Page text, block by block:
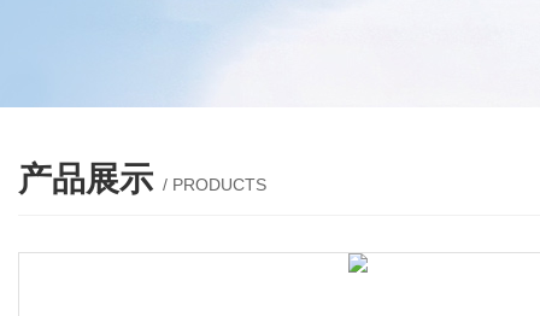
产品展示 / PRODUCTS